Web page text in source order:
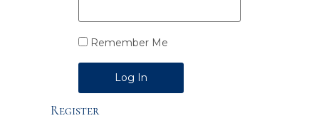
Remember Me
Alternative:
Register